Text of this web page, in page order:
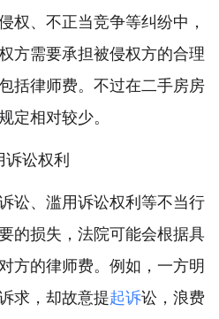
权、不正当竞争等纠纷中，
方需要承担被侵权方的合理
括律师费。不过在二手房房
定相对较少。
讼权利
讼、滥用诉讼权利等不当行
的损失，法院可能会根据具
方的律师费。例如，一方明
求，却故意提起诉讼，浪费